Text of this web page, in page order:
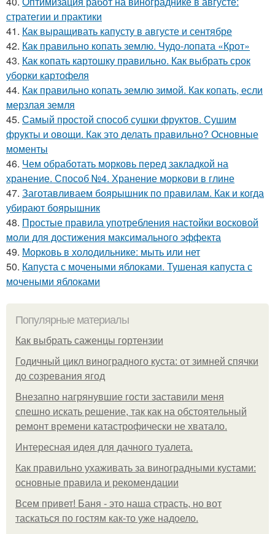
стратегии и практики
41. Как выращивать капусту в августе и сентябре
42. Как правильно копать землю. Чудо-лопата «Крот»
43. Как копать картошку правильно. Как выбрать срок
уборки картофеля
44. Как правильно копать землю зимой. Как копать, если
мерзлая земля
45. Самый простой способ сушки фруктов. Сушим
фрукты и овощи. Как это делать правильно? Основные
моменты
46. Чем обработать морковь перед закладкой на
хранение. Способ №4. Хранение моркови в глине
47. Заготавливаем боярышник по правилам. Как и когда
убирают боярышник
48. Простые правила употребления настойки восковой
моли для достижения максимального эффекта
49. Морковь в холодильнике: мыть или нет
50. Капуста с мочеными яблоками. Тушеная капуста с
мочеными яблоками
Популярные материалы
Как выбрать саженцы гортензии
Годичный цикл виноградного куста: от зимней спячки
до созревания ягод
Внезапно нагрянувшие гости заставили меня
спешно искать решение, так как на обстоятельный
ремонт времени катастрофически не хватало.
Интересная идея для дачного туалета.
Как правильно ухаживать за виноградными кустами:
основные правила и рекомендации
Всем привет! Баня - это наша страсть, но вот
таскаться по гостям как-то уже надоело.